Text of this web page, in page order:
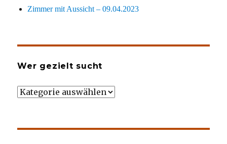
Zimmer mit Aussicht – 09.04.2023
Wer gezielt sucht
Wer